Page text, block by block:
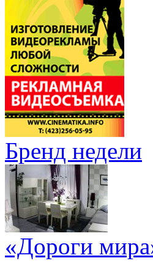
Бренд недели
«Дороги